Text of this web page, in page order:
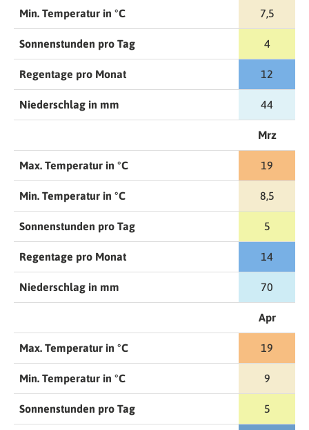
Min. Temperatur in °C 7,5
Sonnenstunden pro Tag 4
Regentage pro Monat 12
Niederschlag in mm 44
Mrz
Max. Temperatur in °C 19
Min. Temperatur in °C 8,5
Sonnenstunden pro Tag 5
Regentage pro Monat 14
Niederschlag in mm 70
Apr
Max. Temperatur in °C 19
Min. Temperatur in °C 9
Sonnenstunden pro Tag 5